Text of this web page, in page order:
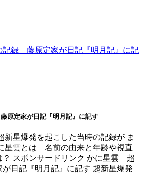
定家が日記『明月記』に記す
新星爆発を起こした当時の記録が ま
星雲とは 名前の由来と年齢や視直
？ スポンサードリンク かに星雲 超
日記『明月記』に記す 超新星爆発